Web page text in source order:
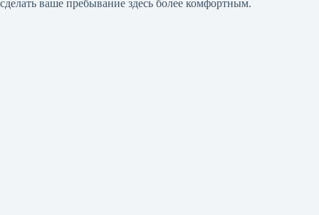
сделать ваше пребывание здесь более комфортным.